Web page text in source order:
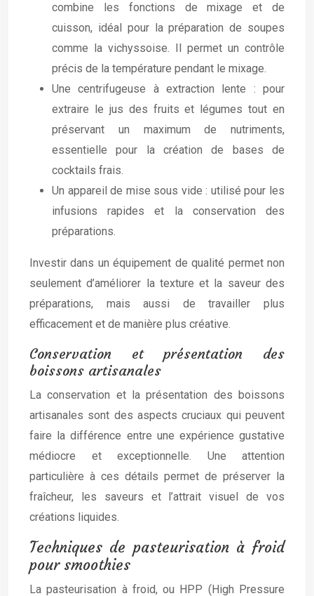
combine les fonctions de mixage et de
cuisson, idéal pour la préparation de soupes
comme la vichyssoise. Il permet un contrôle
précis de la température pendant le mixage.
Une centrifugeuse à extraction lente : pour
extraire le jus des fruits et légumes tout en
préservant un maximum de nutriments,
essentielle pour la création de bases de
cocktails frais.
Un appareil de mise sous vide : utilisé pour les
infusions rapides et la conservation des
préparations.
Investir dans un équipement de qualité permet non
seulement d’améliorer la texture et la saveur des
préparations, mais aussi de travailler plus
efficacement et de manière plus créative.
Conservation et présentation des
boissons artisanales
La conservation et la présentation des boissons
artisanales sont des aspects cruciaux qui peuvent
faire la différence entre une expérience gustative
médiocre et exceptionnelle. Une attention
particulière à ces détails permet de préserver la
fraîcheur, les saveurs et l’attrait visuel de vos
créations liquides.
Techniques de pasteurisation à froid
pour smoothies
La pasteurisation à froid, ou HPP (High Pressure